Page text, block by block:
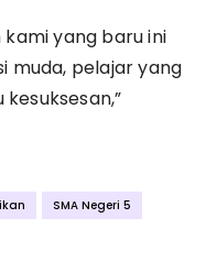
yang baru ini
muda, pelajar yang
SMA Negeri 5